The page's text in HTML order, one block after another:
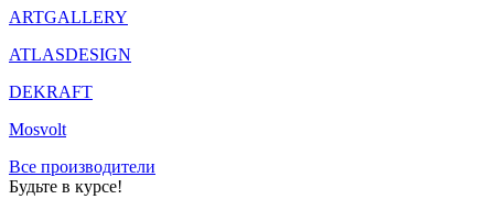
ARTGALLERY
ATLASDESIGN
DEKRAFT
Mosvolt
Все производители
Будьте в курсе!